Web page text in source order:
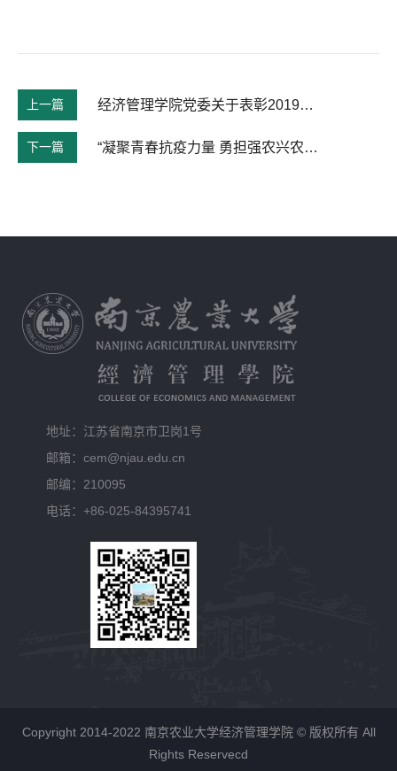
上一篇 经济管理学院党委关于表彰2019年度优秀党支部和优秀党支部书记的决定
下一篇 “凝聚青春抗疫力量 勇担强农兴农使命” ——农林经济管理本科生党支部主题党日
地址：江苏省南京市卫岗1号
邮箱：cem@njau.edu.cn
邮编：210095
电话：+86-025-84395741
Copyright 2014-2022 南京农业大学经济管理学院 © 版权所有 All
Rights Reservecd